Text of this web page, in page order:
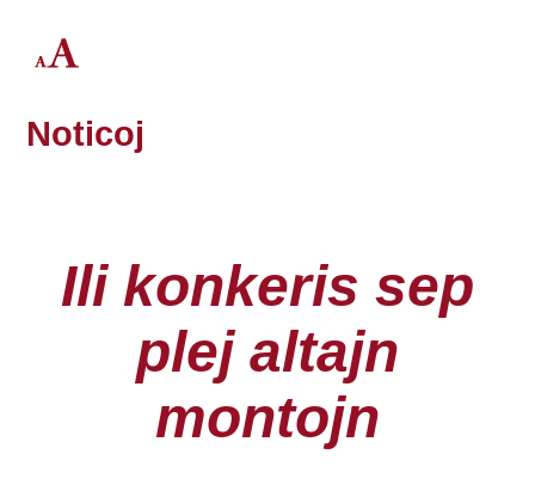
Noticoj
Ili konkeris sep
plej altajn
montojn